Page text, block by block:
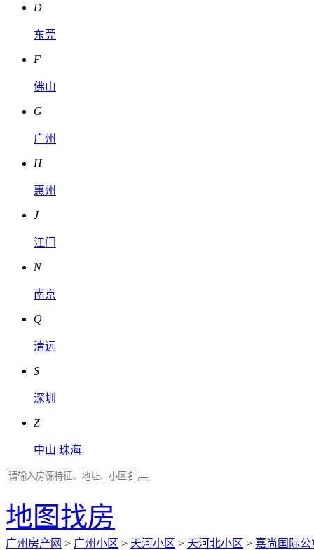
D
东莞
F
佛山
G
广州
H
惠州
J
江门
N
南京
Q
清远
S
深圳
Z
中山 珠海
地图找房
广州房产网 > 广州小区 > 天河小区 > 天河北小区 > 嘉尚国际公